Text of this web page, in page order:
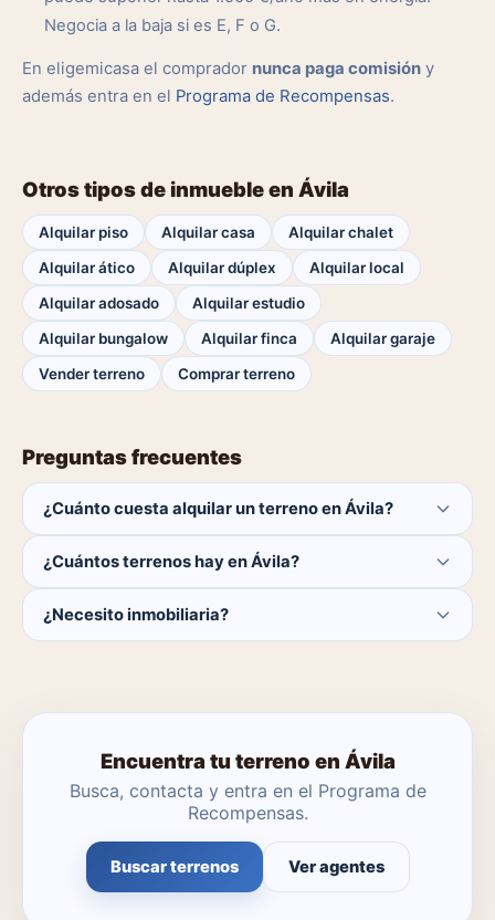
Negocia a la baja si es E, F o G.
En eligemicasa el comprador nunca paga comisión y
además entra en el Programa de Recompensas.
Otros tipos de inmueble en Ávila
Alquilar piso Alquilar casa
Alquilar chalet
Alquilar ático
Alquilar dúplex
Alquilar local
Alquilar adosado
Alquilar estudio
Alquilar bungalow
Alquilar finca
Alquilar garaje
Vender terreno
Comprar terreno
Preguntas frecuentes
¿Cuánto cuesta alquilar un terreno en Ávila?
¿Cuántos terrenos hay en Ávila?
catálogo se actualiza a diario.
¿Necesito inmobiliaria?
Encuentra tu terreno en Ávila
Busca, contacta y entra en el Programa de
Recompensas.
Buscar terrenos Ver agentes